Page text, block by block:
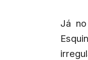
Já